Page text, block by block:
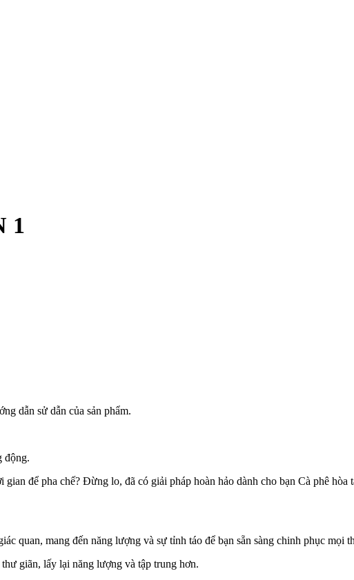
1
dẫn sử dẫn của sản phẩm.
động.
để pha chế? Đừng lo, đã có giải pháp hoàn hảo dành cho bạn Cà phê
quan, mang đến năng lượng và sự tỉnh táo để bạn sẵn sàng chinh phục mọi
giãn, lấy lại năng lượng và tập trung hơn.